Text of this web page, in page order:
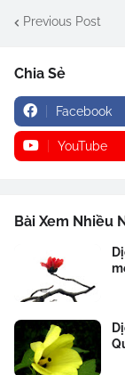
Previous Post
Chia Sẻ
Facebook
YouTube
Bài Xem Nhiều